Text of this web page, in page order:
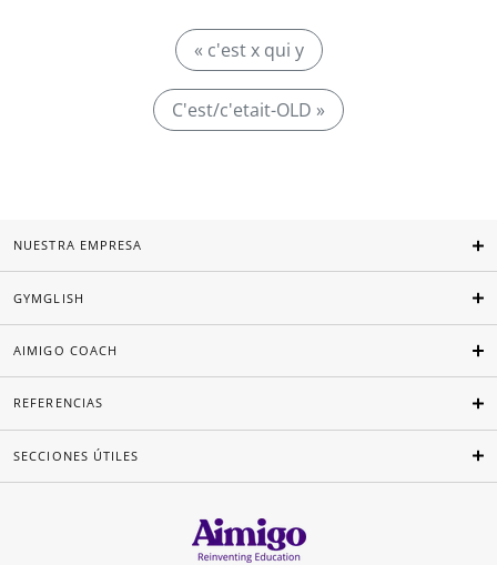
« c'est x qui y
C'est/c'etait-OLD »
NUESTRA EMPRESA
GYMGLISH
AIMIGO COACH
REFERENCIAS
SECCIONES ÚTILES